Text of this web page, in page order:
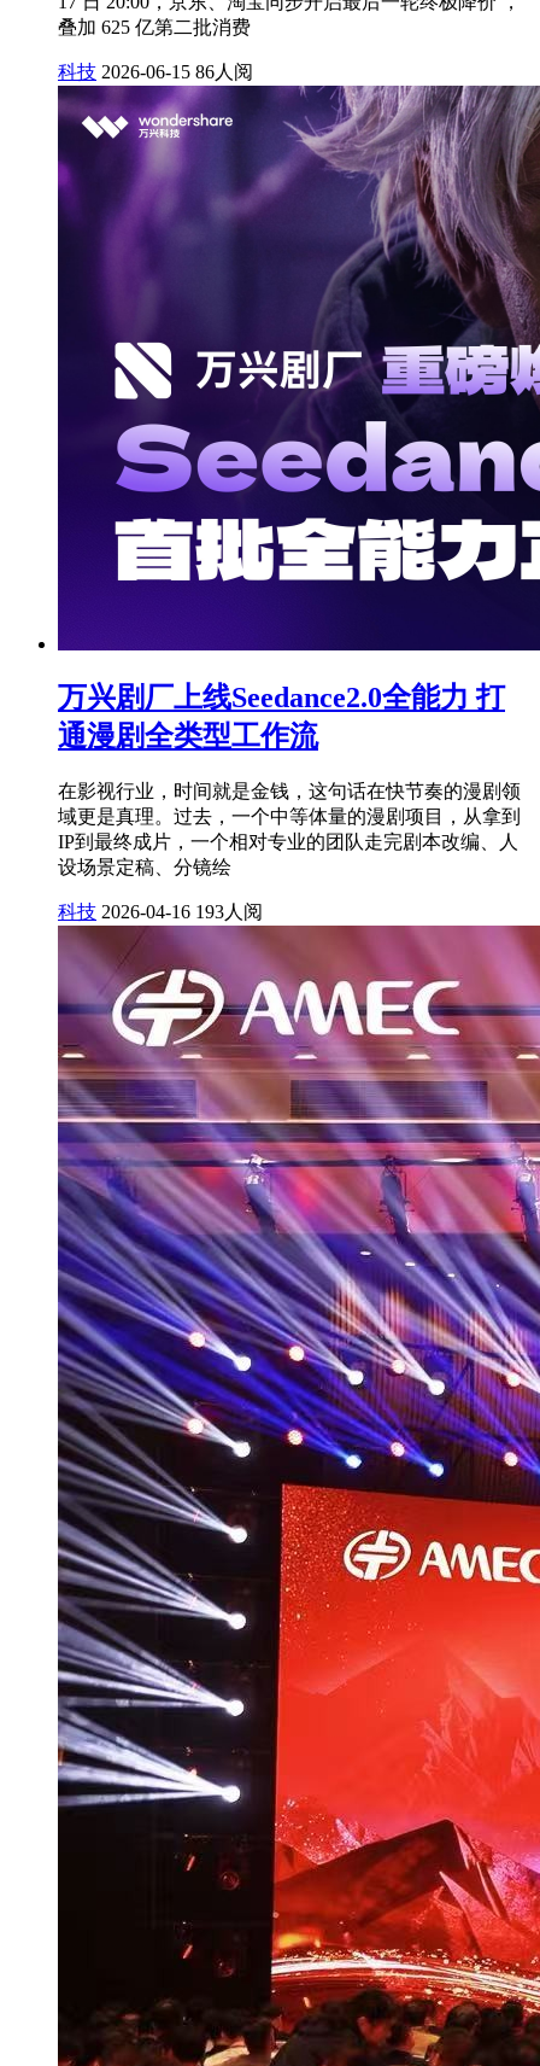
叠加 625 亿第二批消费
科技 2026-06-15 86人阅
万兴剧厂上线Seedance2.0全能力 打
通漫剧全类型工作流
在影视行业，时间就是金钱，这句话在快节奏的漫剧领
域更是真理。过去，一个中等体量的漫剧项目，从拿到
IP到最终成片，一个相对专业的团队走完剧本改编、人
设场景定稿、分镜绘
科技 2026-04-16 193人阅